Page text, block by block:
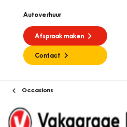
Autoverhuur
Afspraak maken
Contact
Occasions